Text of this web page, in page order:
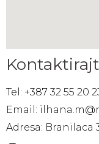
Tel: +387 32 55 20
Email:
Adresa: Branilaca